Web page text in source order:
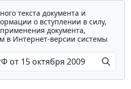
текста документа и
о вступлении в силу,
документа,
в Интернет-версии системы